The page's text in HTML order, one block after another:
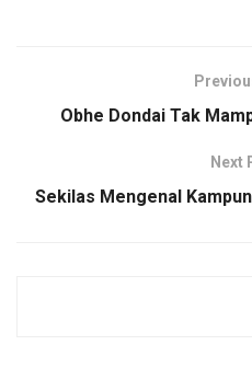
Obhe Dondai Tak
Next
Sekilas Mengenal